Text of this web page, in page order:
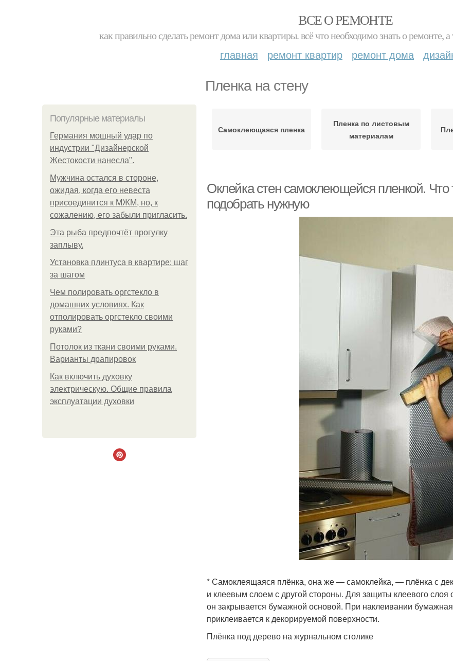
ВСЕ О РЕМОНТЕ
как правильно сделать ремонт дома или квартиры. всё что необходимо знать о
главная ремонт квартир ремонт дома
Пленка на стену
Популярные материалы
Германия мощный удар по
индустрии "Дизайнерской
Жестокости нанесла".
Мужчина остался в стороне,
ожидая, когда его невеста
присоединится к МЖМ, но, к
сожалению, его забыли пригласить.
Эта рыба предпочтёт прогулку
заплыву.
Установка плинтуса в квартире: шаг
за шагом
Чем полировать оргстекло в
домашних условиях. Как
отполировать оргстекло своими
руками?
Потолок из ткани своими руками.
Варианты драпировок
Как включить духовку
электрическую. Общие правила
эксплуатации духовки
Самоклеющаяся пленка
Пленка по листовым
материалам
Оклейка стен самоклеющейся пленкой. Что
подобрать нужную
* Самоклеящаяся плёнка, она же — самоклейка, — плёнка с
и клеевым слоем с другой стороны. Для защиты клеевого
он закрывается бумажной основой. При наклеивании
приклеивается к декорируемой поверхности.
Плёнка под дерево на журнальном столике